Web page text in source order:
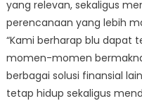
yang relevan, sekaligus
perencanaan yang lebih
“Kami berharap blu dapat
momen-momen
berbagai solusi finansial
tetap hidup sekaligus